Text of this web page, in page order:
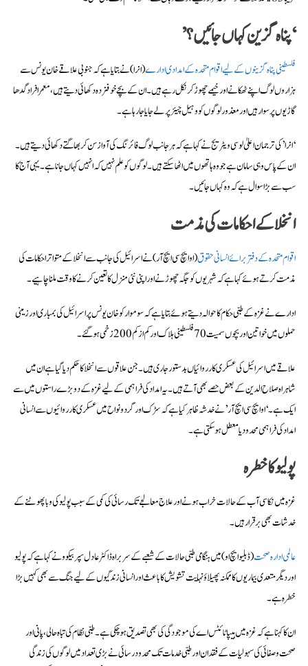
‘پناہ گزین کہاں جائیں؟’
فلسطینی پناہ گزینوں کے لیے اقوام متحدہ کے امدادی ادارے(انرا) نے بتایا ہے کہ جنوبی علاقے خان یونس سے
ہزاروں لوگ اپنے ٹھکانے اور خیمے چھوڑ کر نکل رہے ہیں۔ ان کے بچے خوفزدہ دکھائی دیتے ہیں، معمر افراد گدھا
گاڑیوں پر سوار ہیں اور معذور لوگوں کو وہیل چیئر پر لے جایا جا رہا ہے۔
‘انرا’ کی ترجمان اعلیٰ لوسی ویٹریج نے کہا ہے کہ ہر جانب لوگ فائرنگ کی آواز سن کر بھاگتے دکھائی دیتے ہیں۔
ان کے پاس وہی سامان ہے جو وہ ہاتھوں میں اٹھا سکتے ہیں۔ لوگوں کو علم نہیں کہ انہیں کہاں جانا ہے۔ یہی آج کا
سب سے بڑا سوال ہے کہ وہ کہاں جائیں۔
انخلا کے احکامات کی مذمت
اقوام متحدہ کے دفتر برائے انسانی حقوق(او ایچ سی ایچ آر) نے اسرائیل کی جانب سے انخلا کے متواتر احکامات کی
مذمت کرتے ہوئے کہا ہے کہ شہریوں کو جگہ چھوڑنے اور اپنی نئی منزل کا تعین کرنے کا وقت ملنا چاہیے۔
ادارے نے غزہ کے طبی حکام کا حوالہ دیتے ہوئے بتایا ہے کہ سوموار کو خان یونس پر اسرائیل کی بمباری اور زمینی
حملوں میں خواتین اور بچوں سمیت 70 فلسطینی ہلاک اور کم از کم 200 زخمی ہو گئے۔
علاقے میں اسرائیل کی عسکری کارروائیاں بدستور جاری ہیں۔ جن علاقوں سے انخلا کا حکم دیا گیا ہے ان میں
شاہراہ صلاح الدین کے بعض حصے بھی آتے ہیں۔ یہ امداد کی فراہمی کے لیے غزہ کے دو بڑے راستوں میں سے
ایک ہے۔ ‘او ایچ سی ایچ آر’ نے خدشہ ظاہر کیا ہے کہ سڑک اور گردونواح میں عسکری کارروائیوں سے انسانی
امداد کی فراہمی محدود یا معطل ہو سکتی ہے۔
پولیو کا خطرہ
غزہ میں نکاسی آب کے حالات خراب ہونے اور علاج معالجے تک رسائی کی کمی کے سبب پولیو کی وبا پھوٹنے کے
خدشات بھی برقرار ہیں۔
عالمی ادارہ صحت(ڈبلیو ایچ او) میں ہنگامی طبی حالات کے شعبے کے سربراہ ڈاکٹر عادل سپربیکوو نے کہا ہے کہ پولیو
اور دیگر متعدی بیماریوں کا ممکنہ پھیلاؤ نہایت تشویش کا باعث اور انسانی زندگیوں کے لیے جنگ سے بھی کہیں بڑا
خطرہ ہے۔
ان کا کہنا ہے کہ غزہ میں ہیپاٹائٹس اے کی موجودگی کی بھی تصدیق ہو چکی ہے۔ طبی نظام کی تباہ حالی، پانی اور
صحت و صفائی کی سہولیات کے فقدان اور طبی خدمات تک محدود رسائی نے بڑی تعداد میں لوگوں کی زندگی